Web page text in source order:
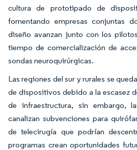
cultura de prototipado de
fomentando empresas conjuntas
diseño avanzan junto con los
tiempo de comercialización de
sondas neuroquirúrgicas.
Las regiones del sur y rurales se
de dispositivos debido a la escasez
de infraestructura, sin embargo,
canalizan subvenciones para
de telecirugía que podrían
programas crean oportunidades